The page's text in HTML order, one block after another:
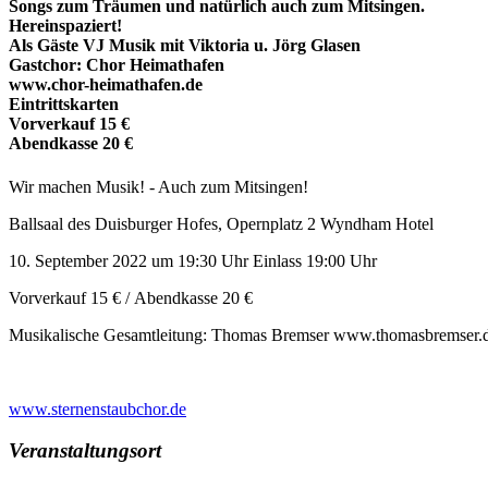
Songs zum Träumen und natürlich auch zum Mitsingen.
Hereinspaziert!
Als Gäste VJ Musik mit Viktoria u. Jörg Glasen
Gastchor: Chor Heimathafen
www.chor-heimathafen.de
Eintrittskarten
Vorverkauf 15 €
Abendkasse 20 €
Wir machen Musik! - Auch zum Mitsingen!
Ballsaal des Duisburger Hofes, Opernplatz 2 Wyndham Hotel
10. September 2022 um 19:30 Uhr Einlass 19:00 Uhr
Vorverkauf 15 € / Abendkasse 20 €
Musikalische Gesamtleitung: Thomas Bremser
www.sternenstaubchor.de
Veranstaltungsort